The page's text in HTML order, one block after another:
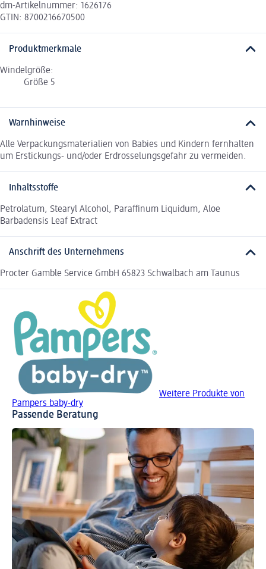
dm-Artikelnummer: 1626176
GTIN: 8700216670500
Produktmerkmale
Windelgröße:
Größe 5
Warnhinweise
Alle Verpackungsmaterialien von Babies und Kindern fernhalten
um Erstickungs- und/oder Erdrosselungsgefahr zu vermeiden.
Inhaltsstoffe
Petrolatum, Stearyl Alcohol, Paraffinum Liquidum, Aloe
Barbadensis Leaf Extract
Anschrift des Unternehmens
Procter Gamble Service GmbH 65823 Schwalbach am Taunus
Weitere Produkte von
Pampers baby-dry
Passende Beratung